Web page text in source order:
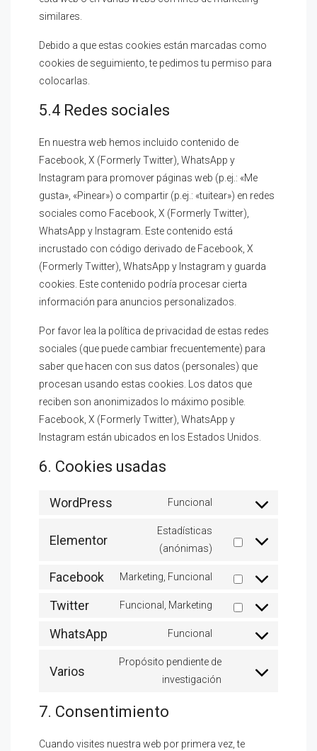
similares.
Debido a que estas cookies están marcadas como
cookies de seguimiento, te pedimos tu permiso para
colocarlas.
5.4 Redes sociales
En nuestra web hemos incluido contenido de
Facebook, X (Formerly Twitter), WhatsApp y
Instagram para promover páginas web (p.ej.: «Me
gusta», «Pinear») o compartir (p.ej.: «tuitear») en redes
sociales como Facebook, X (Formerly Twitter),
WhatsApp y Instagram. Este contenido está
incrustado con código derivado de Facebook, X
(Formerly Twitter), WhatsApp y Instagram y guarda
cookies. Este contenido podría procesar cierta
información para anuncios personalizados.
Por favor lea la política de privacidad de estas redes
sociales (que puede cambiar frecuentemente) para
saber que hacen con sus datos (personales) que
procesan usando estas cookies. Los datos que
reciben son anonimizados lo máximo posible.
Facebook, X (Formerly Twitter), WhatsApp y
Instagram están ubicados en los Estados Unidos.
6. Cookies usadas
WordPress Funcional
Elementor
Estadísticas
(anónimas)
Facebook Marketing, Funcional
Twitter Funcional, Marketing
WhatsApp Funcional
Varios
Propósito pendiente de
investigación
7. Consentimiento
Cuando visites nuestra web por primera vez, te